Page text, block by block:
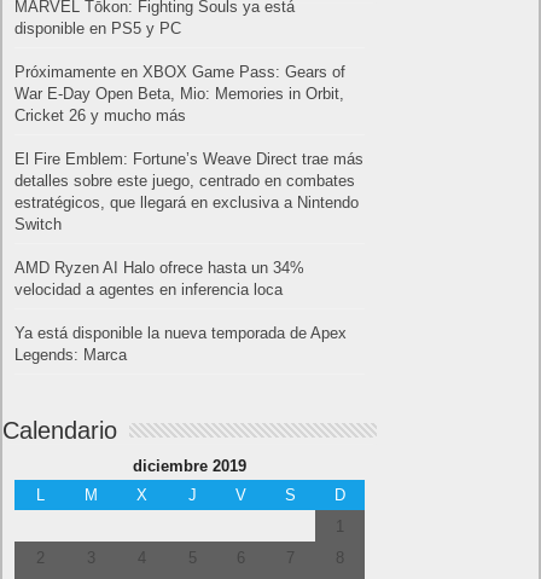
Entradas recientes
MARVEL Tōkon: Fighting Souls ya está
disponible en PS5 y PC
Próximamente en XBOX Game Pass: Gears of
War E-Day Open Beta, Mio: Memories in Orbit,
Cricket 26 y mucho más
detalles sobre este juego, centrado en combates
estratégicos, que llegará en exclusiva a Nintendo
AMD Ryzen AI Halo ofrece hasta un 34%
Legends: Marca
Calendario
diciembre 2019